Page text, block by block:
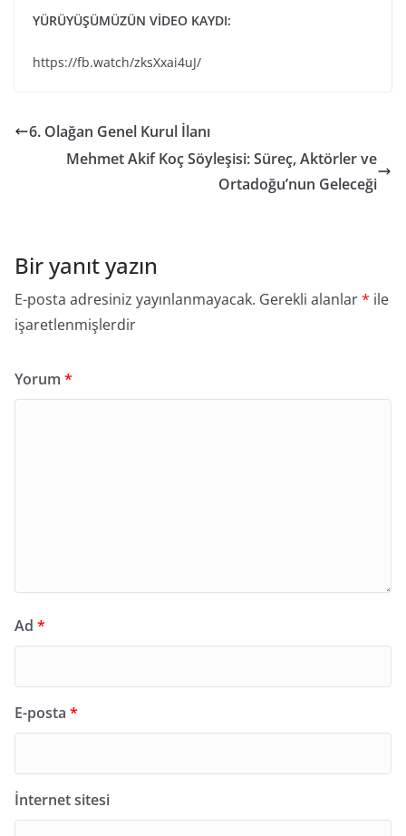
YÜRÜYÜŞÜMÜZÜN VİDEO KAYDI:
https://fb.watch/zksXxai4uJ/
6. Olağan Genel Kurul İlanı
Mehmet Akif Koç Söyleşisi: Süreç, Aktörler ve
Ortadoğu’nun Geleceği
Bir yanıt yazın
E-posta adresiniz yayınlanmayacak. Gerekli alanlar* ile
işaretlenmişlerdir
Yorum *
Ad *
E-posta *
İnternet sitesi